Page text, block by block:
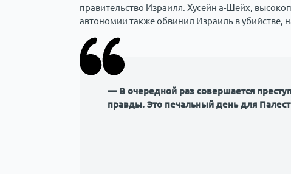
правительство Израиля. Хусейн а-Шейх,
автономии также обвинил Израиль в убийстве,
— В очередной раз совершается
правды. Это печальный день для